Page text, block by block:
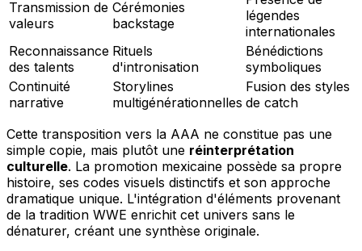
Transmission de
valeurs
Cérémonies
backstage
légendes
internationales
Reconnaissance
des talents
Rituels
d'intronisation
Bénédictions
symboliques
Continuité
narrative
Storylines
multigénérationnelles
Fusion des styles
de catch
Cette transposition vers la AAA ne constitue pas une
simple copie, mais plutôt une réinterprétation
culturelle. La promotion mexicaine possède sa propre
histoire, ses codes visuels distinctifs et son approche
dramatique unique. L'intégration d'éléments provenant
de la tradition WWE enrichit cet univers sans le
dénaturer, créant une synthèse originale.